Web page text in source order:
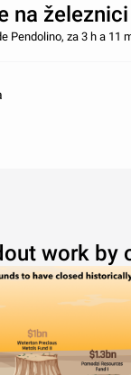
na železnici
Pendolino, za 3 h a 11
work by